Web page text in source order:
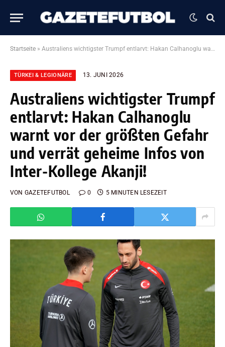
Startseite » Australiens wichtigster Trumpf entlarvt: Hakan Calhanoglu warnt vor der größten Gefahr und verrät geheime Infos von Inter-Kollege Akanji!
TÜRKEI & LEGIONÄRE 13. JUNI 2026
Australiens wichtigster Trumpf
entlarvt: Hakan Calhanoglu
warnt vor der größten Gefahr
und verrät geheime Infos von
Inter-Kollege Akanji!
VON GAZETEFUTBOL 0 5 MINUTEN LESEZEIT